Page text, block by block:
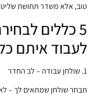
טוב, אלא משדר תחושת
5 כללים
לעבוד איתם
1. שולחן עבודה – לב החדר
תבחר שולחן שמתאים לך –